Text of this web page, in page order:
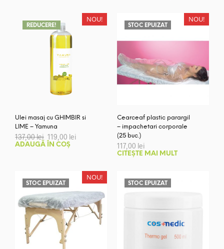
NOU!
REDUCERE!
Ulei masaj cu GHIMBIR si
LIME – Yamuna
137,00lei Prețul
inițial
119,00 lei
ADAUGĂ ÎN COȘ
NOU!
STOC EPUIZAT
Cearceaf plastic parargil
– impachetari corporale
(25 buc.)
117,00 lei
CITEȘTE MAI MULT
NOU!
STOC EPUIZAT STOC EPUIZAT